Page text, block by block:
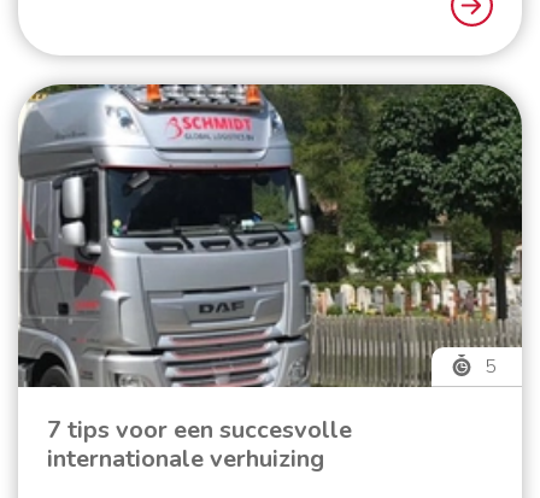
5
7 tips voor een succesvolle
internationale verhuizing